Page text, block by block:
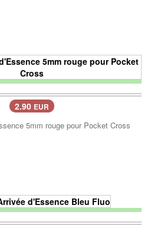
2.90 EUR
5mm rouge pour Pocket Cross